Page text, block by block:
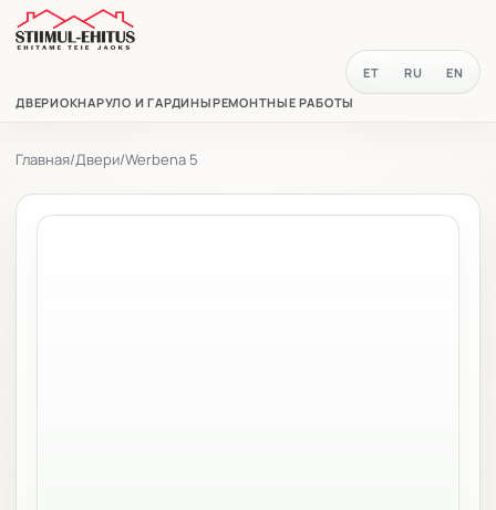
ДВЕРИОКНАРУЛО И ГАРДИНЫРЕМОНТНЫЕ РАБОТЫ
ET RU EN
Главная/Двери/Werbena 5